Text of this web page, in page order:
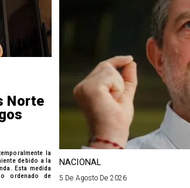
Norte
la
debido a la
Esta medida
ordenado de
NACIONAL
5 De Agosto De 2026